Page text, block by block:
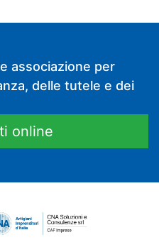
associazione per
delle tutele e dei
online